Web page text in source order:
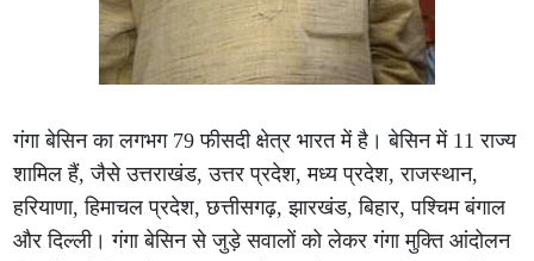
गंगा बेसिन का लगभग 79 फीसदी क्षेत्र भारत में है। बेसिन में 11 राज्य
शामिल हैं, जैसे उत्तराखंड, उत्तर प्रदेश, मध्य प्रदेश, राजस्थान,
हरियाणा, हिमाचल प्रदेश, छत्तीसगढ़, झारखंड, बिहार, पश्चिम बंगाल
और दिल्ली। गंगा बेसिन से जुड़े सवालों को लेकर गंगा मुक्ति आंदोलन